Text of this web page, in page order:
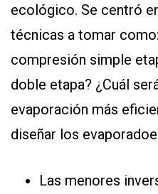
ecológico. Se centró
técnicas a tomar
compresión simple
doble etapa? ¿Cuál
evaporación más
diseñar los
Las menores